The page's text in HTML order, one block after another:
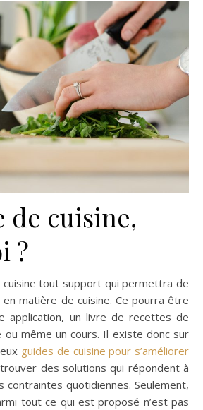
de cuisine,
?
cuisine tout support qui permettra de
matière de cuisine. Ce pourra être
application, un livre de recettes de
ou même un cours. Il existe donc sur
guides de cuisine pour s’améliorer
des solutions qui répondent à
contraintes quotidiennes. Seulement,
tout ce qui est proposé n’est pas